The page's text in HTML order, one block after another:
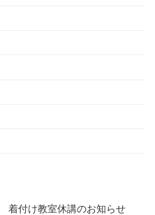
着付け教室休講のお知らせ